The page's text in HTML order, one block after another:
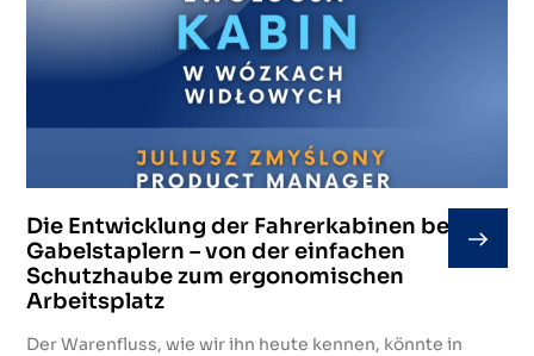
Die Entwicklung der Fahrerkabinen bei
Gabelstaplern – von der einfachen
Schutzhaube zum ergonomischen
Arbeitsplatz
Der Warenfluss, wie wir ihn heute kennen, könnte in